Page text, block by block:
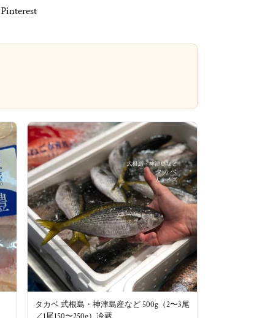
Pinterest
タカベ 式根島・神津島産など 500g（2〜3尾